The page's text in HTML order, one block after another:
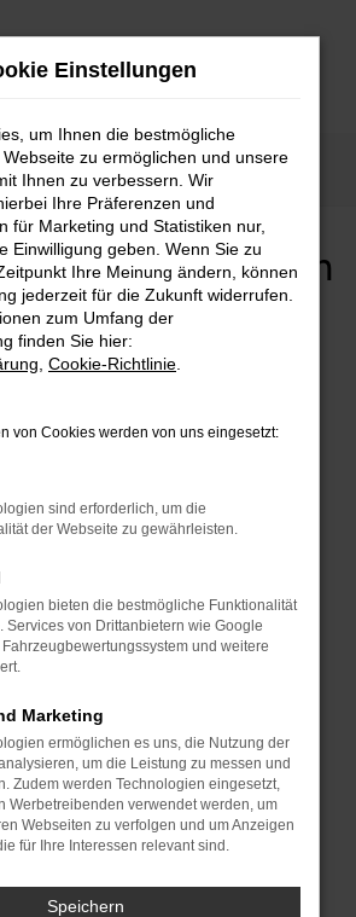
A7 Audi A7 Gebrauchtwagen Angebote
NETWORK ERROR
Tipps, die dir helfen können:
deine Firewall und deine
Webseiten, zum Beispiel
Browsererweiterungen.
Einstellungen
um Ihnen die bestmögliche
zu ermöglichen und unsere
Ihnen zu verbessern. Wir
Ihre Präferenzen und
für Marketing und Statistiken nur,
Einwilligung geben. Wenn Sie zu
Ihre Meinung ändern, können
jederzeit für die Zukunft widerrufen.
zum Umfang der
finden Sie hier:
Cookie-Richtlinie
von Cookies werden von uns eingesetzt:
sind erforderlich, um die
der Webseite zu gewährleisten.
bieten die bestmögliche Funktionalität
Services von Drittanbietern wie Google
Fahrzeugbewertungssystem und weitere
Marketing
ermöglichen es uns, die Nutzung der
um die Leistung zu messen und
Zudem werden Technologien eingesetzt,
Werbetreibenden verwendet werden, um
Webseiten zu verfolgen und um Anzeigen
für Ihre Interessen relevant sind.
Speichern